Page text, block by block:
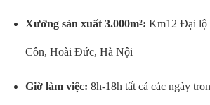
Xưởng sản xuất 3.000m²: Km12 Đại lộ
Côn, Hoài Đức, Hà Nội
Giờ làm việc: 8h-18h tất cả các ngày